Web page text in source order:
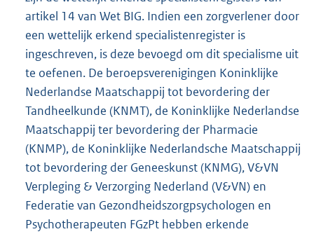
artikel 14 van Wet BIG. Indien een zorgverlener door
een wettelijk erkend specialistenregister is
ingeschreven, is deze bevoegd om dit specialisme uit
te oefenen. De beroepsverenigingen Koninklijke
Nederlandse Maatschappij tot bevordering der
Tandheelkunde (KNMT), de Koninklijke Nederlandse
Maatschappij ter bevordering der Pharmacie
(KNMP), de Koninklijke Nederlandsche Maatschappij
tot bevordering der Geneeskunst (KNMG), V&VN
Verpleging & Verzorging Nederland (V&VN) en
Federatie van Gezondheidszorgpsychologen en
Psychotherapeuten FGzPt hebben erkende